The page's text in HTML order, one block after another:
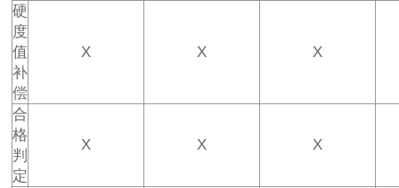
硬
度
值
补
偿
X X X
合
格
判
定
X X X